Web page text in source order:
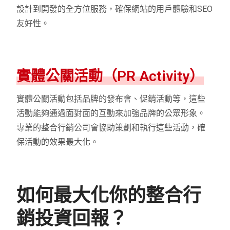
設計到開發的全方位服務，確保網站的用戶體驗和SEO
友好性。
實體公關活動（PR Activity）
實體公關活動包括品牌的發布會、促銷活動等，這些
活動能夠通過面對面的互動來加強品牌的公眾形象。
專業的整合行銷公司會協助策劃和執行這些活動，確
保活動的效果最大化。
如何最大化你的整合行
銷投資回報？